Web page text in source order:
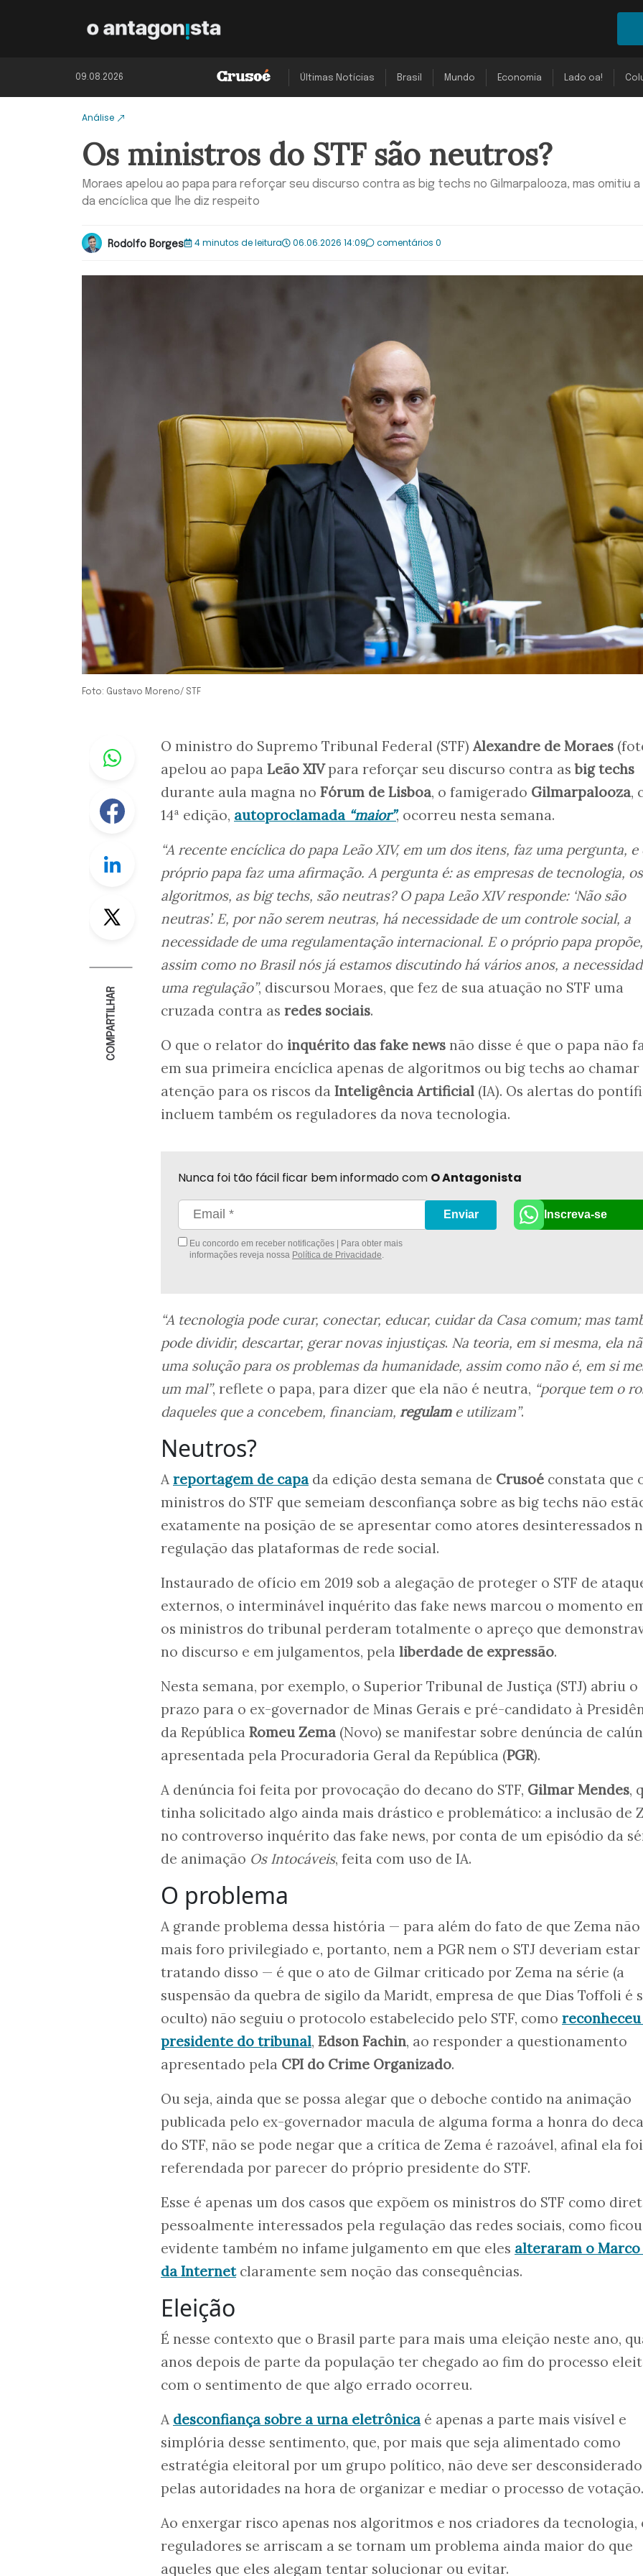
09.08.2026 Últimas Notícias Brasil Mundo Economia Lado oa!
Análise
Os ministros do STF são neutros?
Moraes apelou ao papa para reforçar seu discurso contra as big techs no Gilmarpalooza, mas omitiu
da encíclica que lhe diz respeito
Rodolfo Borges 4 minutos de leitura 06.06.2026 14:09 comentários 0
Foto: Gustavo Moreno/ STF
Whastapp
Facebook
Linkedin
Twitter
COMPARTILHAR
O ministro do Supremo Tribunal Federal (STF) Alexandre de Moraes
apelou ao papa Leão XIVpara reforçar seu discurso contra asbig techs
durante aula magna no Fórum de Lisboa, o famigerado Gilmarpalooza,
14ª edição, autoproclamada “maior”, ocorreu nesta semana.
“A recente encíclica do papa Leão XIV, em um dos itens, faz uma pergunta, e
próprio papa faz uma afirmação. A pergunta é: as empresas de tecnologia, os
algoritmos, as big techs, são neutras? O papa Leão XIV responde: ‘Não são
neutras’. E, por não serem neutras, há necessidade de um controle social, a
necessidade de uma regulamentação internacional. E o próprio papa propõe,
assim como no Brasil nós já estamos discutindo há vários anos, a
uma regulação”, discursou Moraes, que fez de sua atuação no STF uma
cruzada contra as redes sociais.
O que o relator do inquérito das fake news não disse é que o papa não
em sua primeira encíclica apenas de algoritmos ou big techs ao chamar
atenção para os riscos da Inteligência Artificial (IA). Os alertas do
incluem também os reguladores da nova tecnologia.
Nunca foi tão fácil ficar bem informado com O Antagonista
Eu concordo em receber notificações | Para obter mais
informações reveja nossa Política de Privacidade
Enviar Inscreva-se
“A tecnologia pode curar, conectar, educar, cuidar da Casa comum; mas
pode dividir, descartar, gerar novas injustiças. Na teoria, em si mesma, ela
uma solução para os problemas da humanidade, assim como não é, em si
um mal”, reflete o papa, para dizer que ela não é neutra, “porque tem o
daqueles que a concebem, financiam, regulam e utilizam”.
Neutros?
A reportagem de capa da edição desta semana de Crusoé constata que
ministros do STF que semeiam desconfiança sobre as big techs não
exatamente na posição de se apresentar como atores desinteressados
regulação das plataformas de rede social.
Instaurado de ofício em 2019 sob a alegação de proteger o STF de
externos, o interminável inquérito das fake news marcou o momento
os ministros do tribunal perderam totalmente o apreço que
no discurso e em julgamentos, pela liberdade de expressão.
Nesta semana, por exemplo, o Superior Tribunal de Justiça (STJ) abriu o
prazo para o ex-governador de Minas Gerais e pré-candidato à
da República Romeu Zema (Novo) se manifestar sobre denúncia de
apresentada pela Procuradoria Geral da República (PGR).
A denúncia foi feita por provocação do decano do STF, Gilmar Mendes,
tinha solicitado algo ainda mais drástico e problemático: a inclusão de
no controverso inquérito das fake news, por conta de um episódio da
de animação Os Intocáveis, feita com uso de IA.
O problema
A grande problema dessa história — para além do fato de que Zema
mais foro privilegiado e, portanto, nem a PGR nem o STJ deveriam estar
tratando disso — é que o ato de Gilmar criticado por Zema na série (a
suspensão da quebra de sigilo da Maridt, empresa de que Dias Toffoli é
oculto) não seguiu o protocolo estabelecido pelo STF, como
presidente do tribunal, Edson Fachin, ao responder a questionamento
apresentado pela CPI do Crime Organizado.
Ou seja, ainda que se possa alegar que o deboche contido na animação
publicada pelo ex-governador macula de alguma forma a honra do
do STF, não se pode negar que a crítica de Zema é razoável, afinal ela foi
referendada por parecer do próprio presidente do STF.
Esse é apenas um dos casos que expõem os ministros do STF como
pessoalmente interessados pela regulação das redes sociais, como ficou
evidente também no infame julgamento em que eles alteraram o
da Internetclaramente sem noção das consequências.
Eleição
É nesse contexto que o Brasil parte para mais uma eleição neste ano,
anos depois de parte da população ter chegado ao fim do processo
com o sentimento de que algo errado ocorreu.
A desconfiança sobre a urna eletrônica é apenas a parte mais visível e
simplória desse sentimento, que, por mais que seja alimentado como
estratégia eleitoral por um grupo político, não deve ser desconsiderado
pelas autoridades na hora de organizar e mediar o processo de votação.
Ao enxergar risco apenas nos algoritmos e nos criadores da tecnologia,
reguladores se arriscam a se tornam um problema ainda maior do que
aqueles que eles alegam tentar solucionar ou evitar.